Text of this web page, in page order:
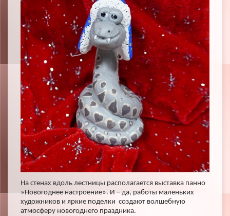
На стенах вдоль лестницы располагается выставка панно
»Новогоднее настроение». И – да, работы маленьких
художников и яркие поделки создают волшебную
атмосферу новогоднего праздника.